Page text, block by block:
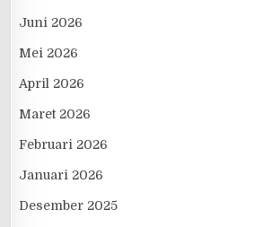
Juni 2026
Mei 2026
April 2026
Maret 2026
Februari 2026
Januari 2026
Desember 2025